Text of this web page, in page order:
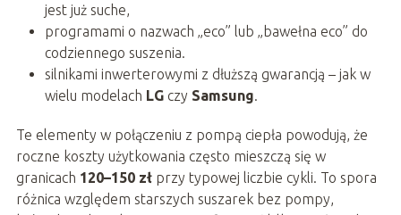
jest już suche,
programami o nazwach „eco” lub „bawełna eco” do
codziennego suszenia.
silnikami inwerterowymi z dłuższą gwarancją – jak w
wielu modelach LGczy Samsung.
Te elementy w połączeniu z pompą ciepła powodują, że
roczne koszty użytkowania często mieszczą się w
granicach 120–150 złprzy typowej liczbie cykli. To spora
różnica względem starszych suszarek bez pompy,